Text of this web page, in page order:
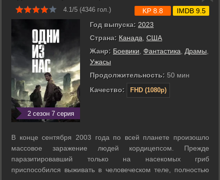
4.1/5 (4346 гол.)
2 сезон 7 серия
Год выпуска: 2023
Страна: Канада США
Жанр: Боевики Фантастика Драмы
Ужасы
Продолжительность: 50 мин
Качество:
FHD (1080p)
KP 8.8 IMDB 9.5
В конце сентября 2003 года по всей планете произошло
массовое заражение людей кордицепсом. Прежде
паразитировавший только на насекомых гриб
приспособился выживать в человеческом теле, полностью